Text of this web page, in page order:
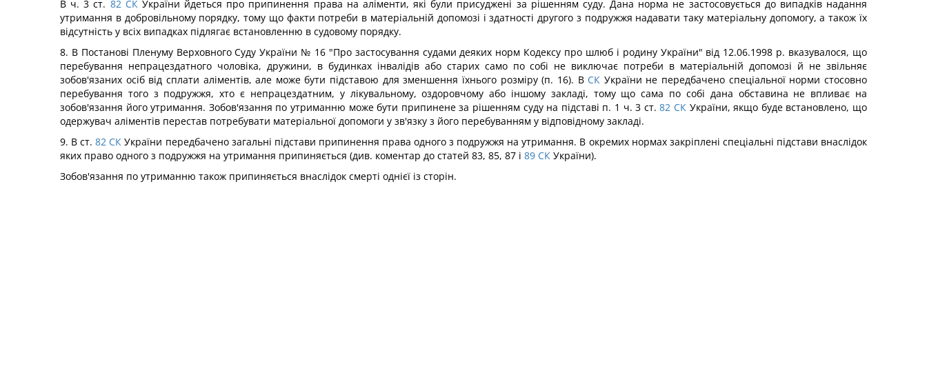
В ч. 3 ст. 82 СКУкраїни йдеться про припинення права на аліменти, які були присуджені за рішенням суду. Дана норма не застосовується до випадків надання
утримання в добровільному порядку, тому що факти потреби в матеріальній допомозі і здатності другого з подружжя надавати таку матеріальну допомогу, а також їх
відсутність у всіх випадках підлягає встановленню в судовому порядку.
8. В Постанові Пленуму Верховного Суду України № 16 "Про застосування судами деяких норм Кодексу про шлюб і родину України" від 12.06.1998 р. вказувалося, що
перебування непрацездатного чоловіка, дружини, в будинках інвалідів або старих само по собі не виключає потреби в матеріальній допомозі й не звільняє
зобов'язаних осіб від сплати аліментів, але може бути підставою для зменшення їхнього розміру (п. 16). В СК України не передбачено спеціальної норми стосовно
перебування того з подружжя, хто є непрацездатним, у лікувальному, оздоровчому або іншому закладі, тому що сама по собі дана обставина не впливає на
зобов'язання його утримання. Зобов'язання по утриманню може бути припинене за рішенням суду на підставі п. 1 ч. 3 ст. 82 СК України, якщо буде встановлено, що
одержувач аліментів перестав потребувати матеріальної допомоги у зв'язку з його перебуванням у відповідному закладі.
9. В ст. 82 СК України передбачено загальні підстави припинення права одного з подружжя на утримання. В окремих нормах закріплені спеціальні підстави внаслідок
яких право одного з подружжя на утримання припиняється (див. коментар до статей 83, 85, 87 і 89 СК України).
Зобов'язання по утриманню також припиняється внаслідок смерті однієї із сторін.